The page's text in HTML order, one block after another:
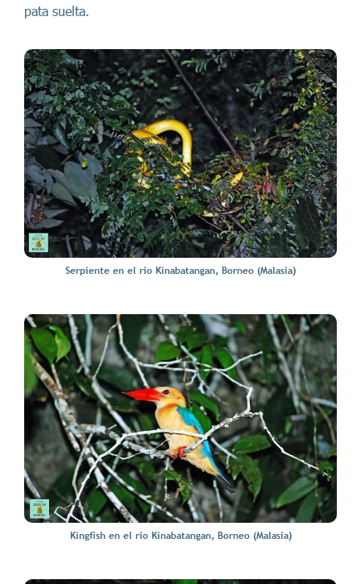
pata suelta.
Serpiente en el río Kinabatangan, Borneo (Malasia)
Kingfish en el río Kinabatangan, Borneo (Malasia)